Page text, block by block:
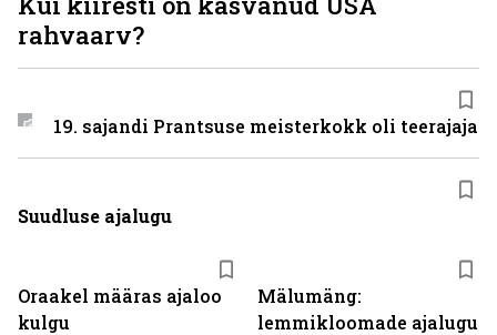
Oraakel määras ajaloo
kulgu
Mälumäng:
lemmikloomade ajalugu
rahvaarv?
19. sajandi Prantsuse meisterkokk oli teerajaja
Suudluse ajalugu